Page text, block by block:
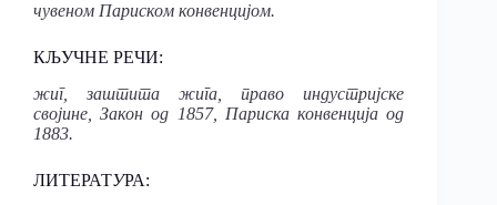
чувеном Париском конвенцијом.
КЉУЧНЕ РЕЧИ:
жиг,заштитажига, правоиндустријске
својине, Законод 1857, Париска конвенција од
1883.
ЛИТЕРАТУРА: